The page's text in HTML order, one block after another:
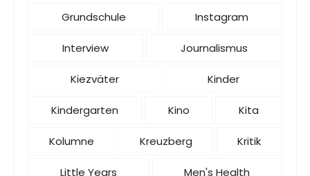
Grundschule Instagram
Interview Journalismus
Kiezväter Kinder
Kindergarten Kino Kita
Kolumne Kreuzberg Kritik
Little Years Men's Health